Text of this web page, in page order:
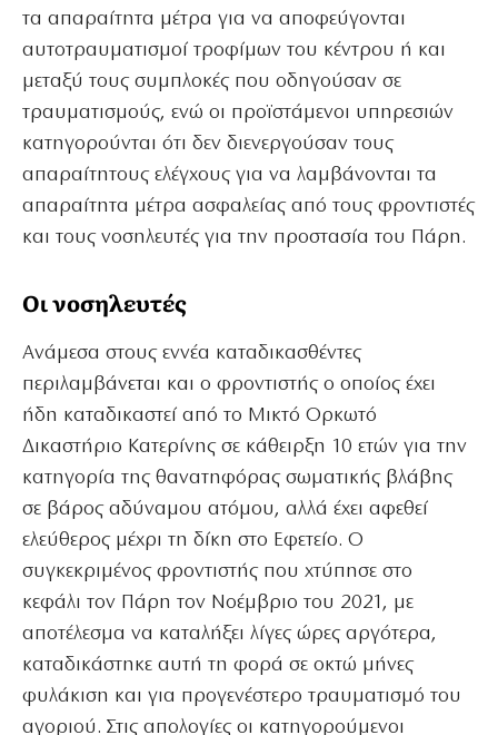
τα απαραίτητα μέτρα για να αποφεύγονται
αυτοτραυματισμοί τροφίμων του κέντρου ή και
μεταξύ τους συμπλοκές που οδηγούσαν σε
τραυματισμούς, ενώ οι προϊστάμενοι υπηρεσιών
κατηγορούνται ότι δεν διενεργούσαν τους
απαραίτητους ελέγχους για να λαμβάνονται τα
απαραίτητα μέτρα ασφαλείας από τους φροντιστές
και τους νοσηλευτές για την προστασία του Πάρη.
Οι νοσηλευτές
Ανάμεσα στους εννέα καταδικασθέντες
περιλαμβάνεται και ο φροντιστής ο οποίος έχει
ήδη καταδικαστεί από το Μικτό Ορκωτό
Δικαστήριο Κατερίνης σε κάθειρξη 10 ετών για την
κατηγορία της θανατηφόρας σωματικής βλάβης
σε βάρος αδύναμου ατόμου, αλλά έχει αφεθεί
ελεύθερος μέχρι τη δίκη στο Εφετείο. Ο
συγκεκριμένος φροντιστής που χτύπησε στο
κεφάλι τον Πάρη τον Νοέμβριο του 2021, με
αποτέλεσμα να καταλήξει λίγες ώρες αργότερα,
καταδικάστηκε αυτή τη φορά σε οκτώ μήνες
φυλάκιση και για προγενέστερο τραυματισμό του
αγοριού. Στις απολογίες οι κατηγορούμενοι